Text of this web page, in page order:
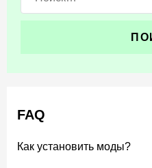
FAQ
Как установить моды?